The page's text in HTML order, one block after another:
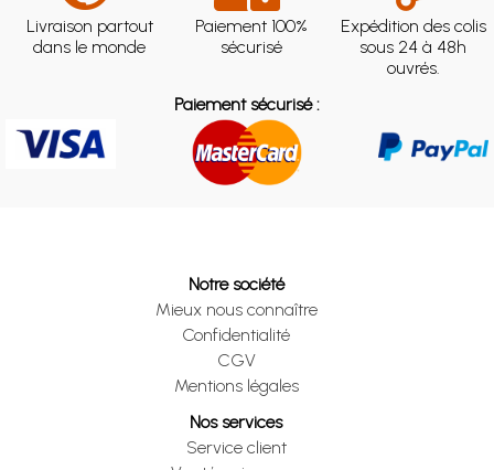
Livraison partout
dans le monde
Paiement 100%
sécurisé
Expédition des colis
sous 24 à 48h
ouvrés.
Paiement sécurisé :
Notre société
Mieux nous connaître
Confidentialité
CGV
Mentions légales
Nos services
Service client